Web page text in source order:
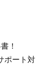
！
ポート対